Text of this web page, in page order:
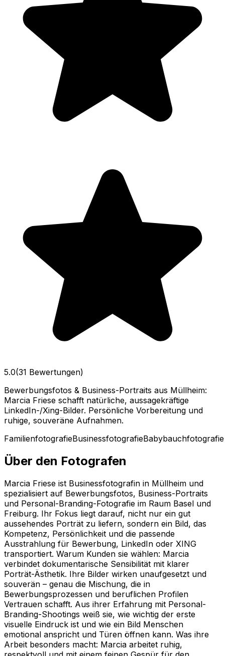
5.0(31 Bewertungen)
Bewerbungsfotos & Business-Portraits aus Müllheim:
Marcia Friese schafft natürliche, aussagekräftige
LinkedIn-/Xing-Bilder. Persönliche Vorbereitung und
ruhige, souveräne Aufnahmen.
FamilienfotografieBusinessfotografieBabybauchfotografie
Über den Fotografen
Marcia Friese ist Businessfotografin in Müllheim und
spezialisiert auf Bewerbungsfotos, Business-Portraits
und Personal-Branding-Fotografie im Raum Basel und
Freiburg. Ihr Fokus liegt darauf, nicht nur ein gut
aussehendes Porträt zu liefern, sondern ein Bild, das
Kompetenz, Persönlichkeit und die passende
Ausstrahlung für Bewerbung, LinkedIn oder XING
transportiert. Warum Kunden sie wählen: Marcia
verbindet dokumentarische Sensibilität mit klarer
Porträt-Ästhetik. Ihre Bilder wirken unaufgesetzt und
souverän – genau die Mischung, die in
Bewerbungsprozessen und beruflichen Profilen
Vertrauen schafft. Aus ihrer Erfahrung mit Personal-
Branding-Shootings weiß sie, wie wichtig der erste
visuelle Eindruck ist und wie ein Bild Menschen
emotional anspricht und Türen öffnen kann. Was ihre
Arbeit besonders macht: Marcia arbeitet ruhig,